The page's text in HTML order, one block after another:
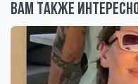
Вам также